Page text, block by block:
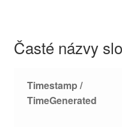
Časté názvy
Timestamp /
TimeGenerated